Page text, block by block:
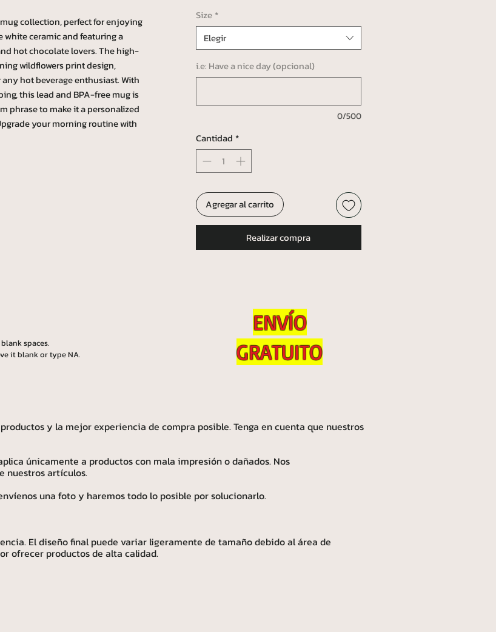
collection, perfect for enjoying
white ceramic and featuring a
hot chocolate lovers. The high-
wildflowers print design,
hot beverage enthusiast. With
this lead and BPA-free mug is
phrase to make it a personalized
your morning routine with
spaces.
it blank or type NA.
Size *
Elegir
i.e: Have a nice day (opcional)
0/500
Cantidad *
Agregar al carrito
Realizar compra
ENVÍO
GRATUITO
y la mejor experiencia de compra posible. Tenga en cuenta que nuestros
únicamente a productos con mala impresión o dañados. Nos
nuestros artículos.
una foto y haremos todo lo posible por solucionarlo.
El diseño final puede variar ligeramente de tamaño debido al área de
ofrecer productos de alta calidad.